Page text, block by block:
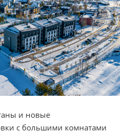
и новые
с большими комнатами